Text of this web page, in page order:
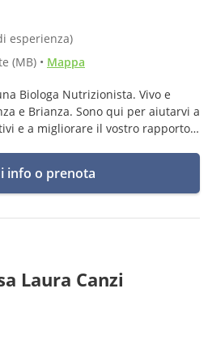
esperienza)
(MB) • Mappa
Biologa Nutrizionista. Vivo e
e Brianza. Sono qui per aiutarvi a
e a migliorare il vostro rapporto
info o prenota
Laura Canzi